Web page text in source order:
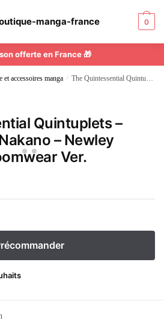
0
offerte en France 🎁
et accessoires manga / The Quintessential Quintuplets – Figurine Miku Nakano – Newley Written Cat Roomwear Ver.
Quintuplets –
– Newley
Ver.